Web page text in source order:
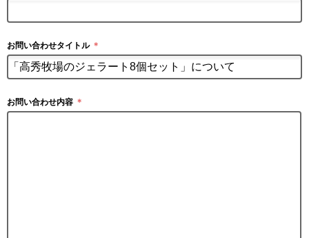
お問い合わせタイトル ＊
お問い合わせ内容 ＊